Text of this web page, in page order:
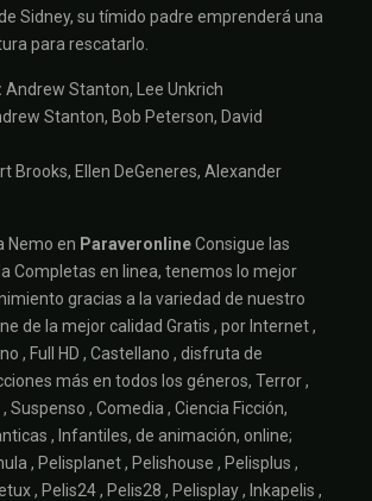
Sidney, su tímido padre emprenderá una
para rescatarlo.
Andrew Stanton, Lee Unkrich
Stanton, Bob Peterson, David
Brooks, Ellen DeGeneres, Alexander
Nemo en ParaveronlineConsigue las
Completas en linea, tenemos lo mejor
gracias a la variedad de nuestro
de la mejor calidad Gratis , por Internet ,
, Full HD , Castellano , disfruta de
más en todos los géneros, Terror ,
Suspenso , Comedia , Ciencia Ficción,
, Infantiles, de animación, online;
, Pelisplanet , Pelishouse , Pelisplus ,
, Pelis24 , Pelis28 , Pelisplay , Inkapelis ,